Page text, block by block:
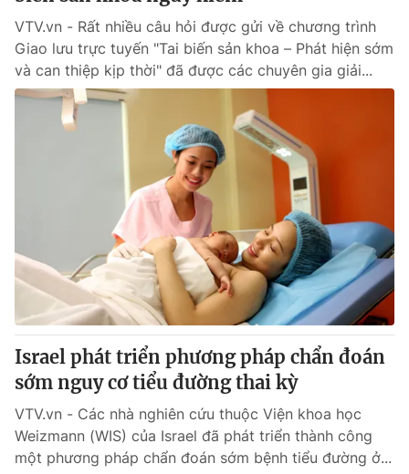
VTV.vn - Rất nhiều câu hỏi được gửi về chương trình
Giao lưu trực tuyến "Tai biến sản khoa – Phát hiện sớm
và can thiệp kịp thời" đã được các chuyên gia giải...
Israel phát triển phương pháp chẩn đoán
sớm nguy cơ tiểu đường thai kỳ
VTV.vn - Các nhà nghiên cứu thuộc Viện khoa học
Weizmann (WIS) của Israel đã phát triển thành công
một phương pháp chẩn đoán sớm bệnh tiểu đường ở...